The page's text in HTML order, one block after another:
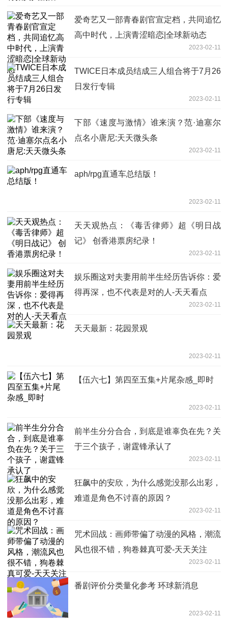
爱奇艺又一部青春剧官宣定档，共同追忆
高中时代，上演青涩暗恋|全球新动态
2023-02-11
TWICE日本成员结成三人组合将于7月26
日发行专辑
2023-02-11
下部《速度与激情》谁来演？范·迪塞尔
点名小唐尼:天天微头条
2023-02-11
aph/rpg直通车总结版！
2023-02-11
天天观热点：《毒舌律师》超《明日战
记》 创香港票房纪录！
2023-02-11
娱乐圈这对夫妻用前半生经历告诉你：爱
得再深，也不代表是对的人-天天看点
2023-02-11
天天最新：花园景观
2023-02-11
【伍六七】第四至五集+片尾杂感_即时
2023-02-11
前半生分分合合，到底是谁辜负在先？关
于三个孩子，谢霆锋承认了
2023-02-11
狂飙中的安欣，为什么感觉没那么出彩，
难道是角色不讨喜的原因？
2023-02-11
咒术回战：画师带偏了动漫的风格，潮流
风也很不错，狗卷棘真可爱-天天关注
2023-02-11
番剧评价分类量化参考 环球新消息
2023-02-11